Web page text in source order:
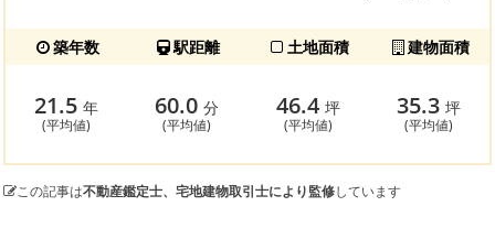
築年数 駅距離 土地面積 建物面積
21.5 年
(平均値)
60.0分
(平均値)
46.4 坪
(平均値)
35.3坪
(平均値)
この記事は不動産鑑定士、宅地建物取引士により監修しています